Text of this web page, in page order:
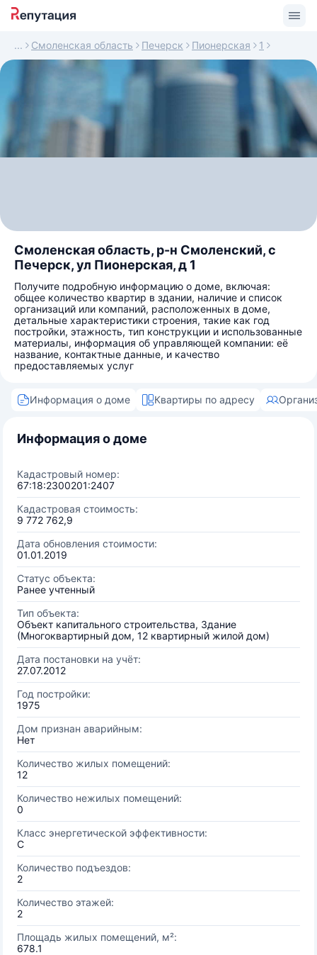
Смоленская область Печерск Пионерская 1
Смоленская область, р-н Смоленский, с
Печерск, ул Пионерская, д 1
Получите подробную информацию о доме, включая:
общее количество квартир в здании, наличие и список
организаций или компаний, расположенных в доме,
детальные характеристики строения, такие как год
постройки, этажность, тип конструкции и использованные
материалы, информация об управляющей компании: её
название, контактные данные, и качество
предоставляемых услуг
Информация о доме Квартиры по адресу
Информация о доме
Кадастровый номер:
67:18:2300201:2407
Кадастровая стоимость:
9 772 762,9
Дата обновления стоимости:
01.01.2019
Статус объекта:
Ранее учтенный
Тип объекта:
Объект капитального строительства, Здание
(Многоквартирный дом, 12 квартирный жилой дом)
Дата постановки на учёт:
27.07.2012
Год постройки:
1975
Дом признан аварийным:
Нет
Количество жилых помещений:
12
Количество нежилых помещений:
0
Класс энергетической эффективности:
C
Количество подъездов:
2
Количество этажей:
2
Площадь жилых помещений, м²:
678.1